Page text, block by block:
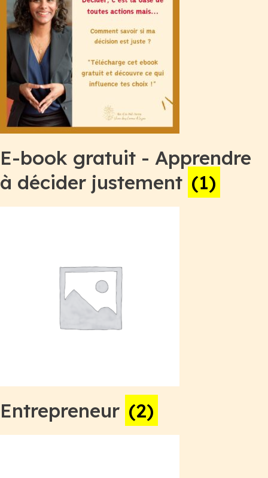
E-book gratuit - Apprendre
à décider justement (1)
Entrepreneur (2)